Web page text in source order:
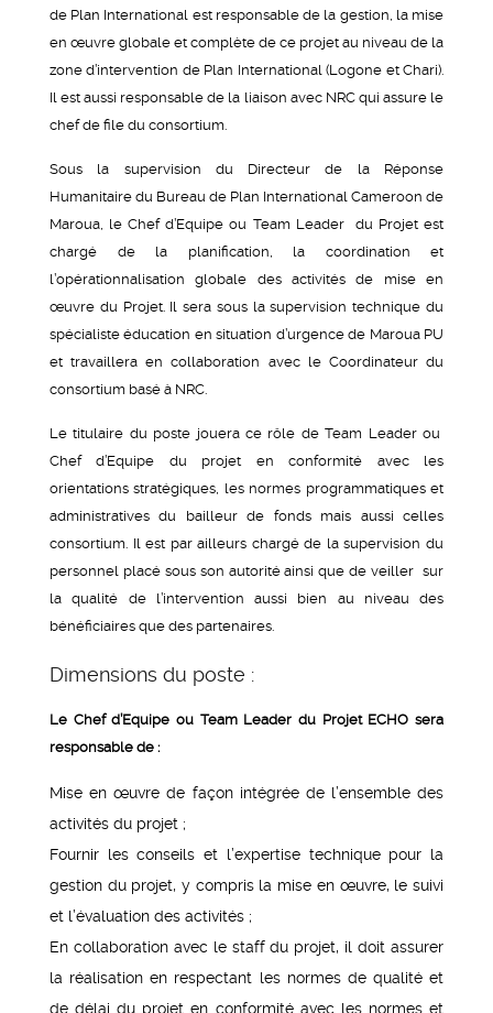
de Plan International est responsable de la gestion, la mise
en œuvre globale et complète de ce projet au niveau de la
zone d’intervention de Plan International (Logone et Chari).
Il est aussi responsable de la liaison avec NRC qui assure le
chef de file du consortium.
Sous la supervision du Directeur de la Réponse
Humanitaire du Bureau de Plan International Cameroon de
Maroua, le Chef d’Equipe ou Team Leader du Projet est
chargé de la planification, la coordination et
l’opérationnalisation globale des activités de mise en
œuvre du Projet. Il sera sous la supervision technique du
spécialiste éducation en situation d’urgence de Maroua PU
et travaillera en collaboration avec le Coordinateur du
consortium basé à NRC.
Le titulaire du poste jouera ce rôle de Team Leader ou
Chef d’Equipe du projet en conformité avec les
orientations stratégiques, les normes programmatiques et
administratives du bailleur de fonds mais aussi celles
consortium. Il est par ailleurs chargé de la supervision du
personnel placé sous son autorité ainsi que de veiller sur
la qualité de l’intervention aussi bien au niveau des
bénéficiaires que des partenaires.
Dimensions du poste :
Le Chef d’Equipe ou Team Leader du Projet ECHO sera
responsable de :
Mise en œuvre de façon intégrée de l’ensemble des
activités du projet ;
Fournir les conseils et l’expertise technique pour la
gestion du projet, y compris la mise en œuvre, le suivi
et l’évaluation des activités ;
En collaboration avec le staff du projet, il doit assurer
la réalisation en respectant les normes de qualité et
de délai du projet en conformité avec les normes et